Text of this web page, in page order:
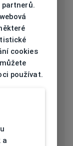
partnerů.
cookies
používat.
a